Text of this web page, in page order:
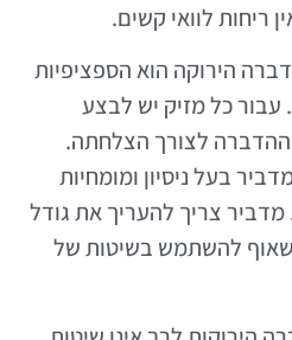
ריחות לוואי קשים.
הירוקה הוא הספציפיות
כל מזיק יש לבצע
לצורך הצלחתה.
בעל ניסיון ומומחיות
צריך להעריך את גודל
להשתמש בשיטות של